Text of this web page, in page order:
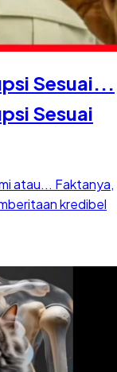
Sesuai...
Sesuai
atau... Faktanya,
kredibel